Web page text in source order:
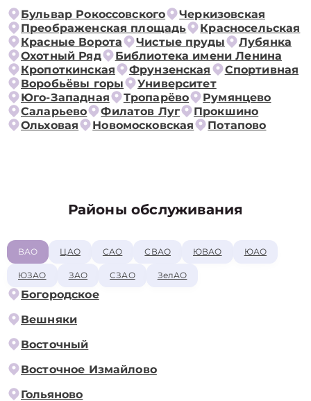
Бульвар Рокоссовского
Черкизовская
Преображенская площадь
Красносельская
Красные Ворота
Чистые пруды
Лубянка
Охотный Ряд
Библиотека имени Ленина
Кропоткинская
Фрунзенская
Спортивная
Воробьёвы горы
Университет
Юго-Западная
Тропарёво
Румянцево
Саларьево
Филатов Луг
Прокшино
Ольховая
Новомосковская Потапово
Районы обслуживания
ВАО ЦАО САО СВАО ЮВАО ЮАО
ЮЗАО ЗАО СЗАО ЗелАО
Богородское
Вешняки
Восточный
Восточное Измайлово
Гольяново